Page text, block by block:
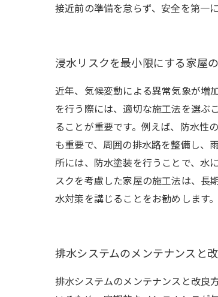
接近前の準備を怠らず、安全を第一
浸水リスクを最小限にする家屋
近年、気候変動による異常気象が増
を行う際には、適切な施工法を選ぶ
ることが重要です。例えば、防水性
も重要で、周囲の排水路を整備し、
所には、防水塗装を行うことで、水
スクを考慮した家屋の施工法は、長
水対策を講じることをお勧めします
排水システムのメンテナンスと
排水システムのメンテナンスと改良